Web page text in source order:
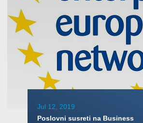
Jul 12, 2019
Poslovni susreti na Business